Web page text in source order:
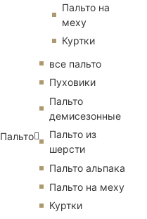
Пальто на
меху
Куртки
Пальто
все пальто
Пуховики
Пальто
демисезонные
Пальто из
шерсти
Пальто альпака
Пальто на меху
Куртки